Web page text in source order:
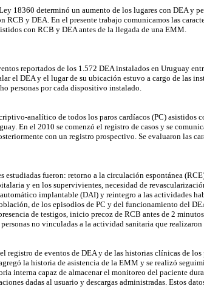
18360 determinó un aumento de los lugares con DEA y
RCB y DEA. En el presente trabajo comunicamos las
con RCB y DEA antes de la llegada de una EMM.
reportados de los 1.572 DEA instalados en Uruguay
el DEA y el lugar de su ubicación estuvo a cargo de las
personas por cada dispositivo instalado.
analítico de todos los paros cardíacos (PC) asistidos
En el 2010 se comenzó el registro de casos y se
con un registro prospectivo. Se evaluaron las
estudiadas fueron: retorno a la circulación espontánea
y en los supervivientes, necesidad de
implantable (DAI) y reintegro a las actividades
de los episodios de PC y del funcionamiento del
de testigos, inicio precoz de RCB antes de 2
personas no vinculadas a la actividad sanitaria que
registro de eventos de DEA y de las historias clínicas de los
la historia de asistencia de la EMM y se realizó
interna capaz de almacenar el monitoreo del paciente
dadas al usuario y descargas administradas. Estos